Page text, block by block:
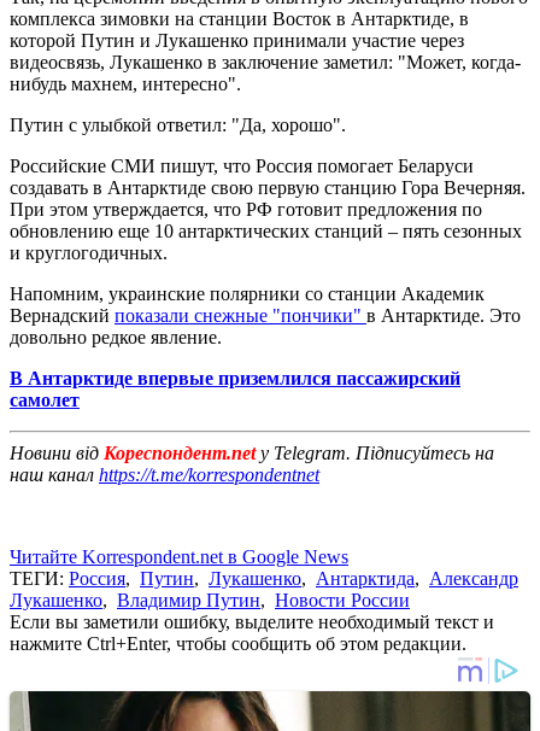
комплекса зимовки на станции Восток в Антарктиде, в
которой Путин и Лукашенко принимали участие через
видеосвязь, Лукашенко в заключение заметил: "Может, когда-
нибудь махнем, интересно".
Путин с улыбкой ответил: "Да, хорошо".
Российские СМИ пишут, что Россия помогает Беларуси
создавать в Антарктиде свою первую станцию Гора Вечерняя.
При этом утверждается, что РФ готовит предложения по
обновлению еще 10 антарктических станций – пять сезонных
и круглогодичных.
Напомним, украинские полярники со станции Академик
Вернадский показали снежные "пончики" в Антарктиде. Это
довольно редкое явление.
В Антарктиде впервые приземлился пассажирский
самолет
Новини від Кореспондент.netу Telegram. Підписуйтесь на
наш канал https://t.me/korrespondentnet
Читайте Korrespondent.net в Google News
ТЕГИ: Россия, Путин, Лукашенко, Антарктида, Александр
Лукашенко, Владимир Путин, Новости России
Если вы заметили ошибку, выделите необходимый текст и
нажмите Ctrl+Enter, чтобы сообщить об этом редакции.